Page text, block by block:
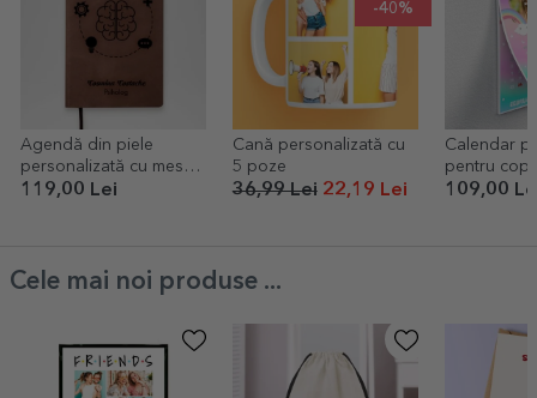
Agendă din piele
personalizată cu mesaj
- Psiholog
119,00 Lei
-40%
Cană personalizată cu
5 poze
36,99 Lei22,19 Lei
Calendar
pentru
text -
109,00
Cele mai noi produse ...